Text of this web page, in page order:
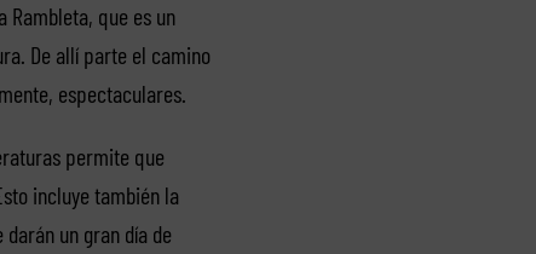
Rambleta, que es un
De allí parte el camino
espectaculares.
permite que
incluye también la
un gran día de